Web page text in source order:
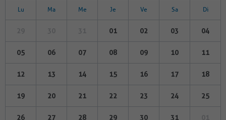
Lu Ma Me Je Ve Sa Di
01 02 03 04
05 06 07 08 09 10 11
12 13 14 15 16 17 18
19 20 21 22 23 24 25
26 27 28 29 30 31